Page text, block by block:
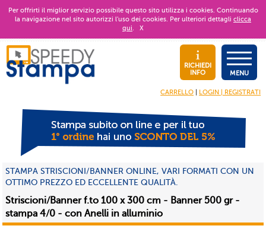
Per offrirti il miglior servizio possibile questo sito utilizza i cookies. Continuando
la navigazione nel sito autorizzi l’uso dei cookies. Per ulteriori dettagli clicca
qui. X
RICHIEDI
INFO
MENU
CARRELLO LOGIN | REGISTRATI
STAMPA STRISCIONI/BANNER ONLINE, VARI FORMATI CON UN
OTTIMO PREZZO ED ECCELLENTE QUALITÀ.
Striscioni/Banner f.to 100 x 300 cm - Banner 500 gr -
stampa 4/0 - con Anelli in alluminio